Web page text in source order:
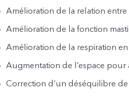
Amélioration de la relation entre
Amélioration de la fonction
Amélioration de la respiration en
Augmentation de l’espace pour
Correction d’un déséquilibre